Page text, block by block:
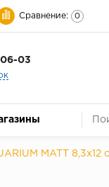
Сравнение: 0
03
MATT 8,3x12